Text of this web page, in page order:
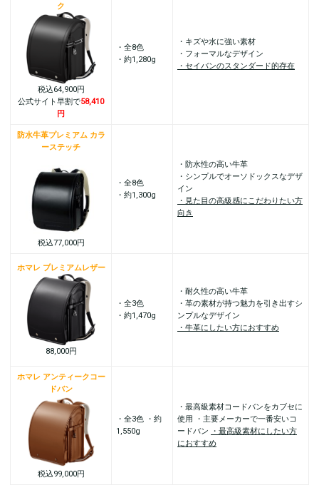
ク
税込64,900円
公式サイト早割で58,410
円
・全8色
・約1,280g
・キズや水に強い素材
・フォーマルなデザイン
・セイバンのスタンダード的存在
防水牛革プレミアム カラ
ーステッチ
税込77,000円
・全8色
・約1,300g
・防水性の高い牛革
・シンプルでオーソドックスなデザ
イン
・見た目の高級感にこだわりたい方
向き
ホマレ プレミアムレザー
88,000円
・全3色
・約1,470g
・耐久性の高い牛革
・革の素材が持つ魅力を引き出すシ
ンプルなデザイン
・牛革にしたい方におすすめ
ホマレ アンティークコー
ドバン
税込99,000円
・全3色 ・約
1,550g
・最高級素材コードバンをカブセに
使用 ・主要メーカーで一番安いコ
ードバン
・最高級素材にしたい方
におすすめ